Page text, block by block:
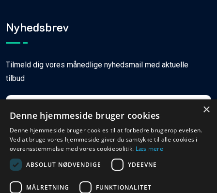
Nyhedsbrev
Tilmeld dig vores månedlige nyhedsmail med aktuelle
tilbud
Tilmeld
×
Denne hjemmeside bruger cookies
Denne hjemmeside bruger cookies til at forbedre brugeroplevelsen.
Ved at bruge vores hjemmeside giver du samtykke til alle cookies i
overensstemmelse med vores cookiepolitik. Læs mere
ABSOLUT NØDVENDIGE
YDEEVNE
MÅLRETNING FUNKTIONALITET